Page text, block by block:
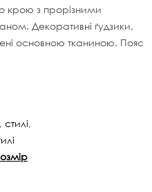
крою з прорізними
Декоративні ґудзики,
основною тканиною. Пояс
, стилі,